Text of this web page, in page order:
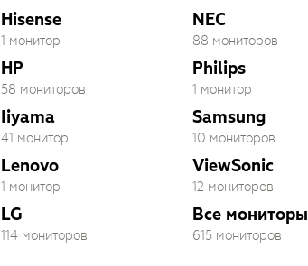
Hisense
1 монитор
HP
58 мониторов
Iiyama
41 монитор
Lenovo
1 монитор
LG
114 мониторов
NEC
88 мониторов
Philips
1 монитор
Samsung
10 мониторов
ViewSonic
12 мониторов
Все мониторы
615 мониторов